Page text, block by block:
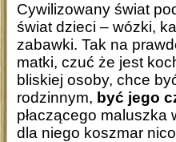
Cywilizowany świat
świat dzieci – wózki,
zabawki. Tak na
matki, czuć że jest
bliskiej osoby, chce
rodzinnym, być jego
płaczącego
dla niego koszmar